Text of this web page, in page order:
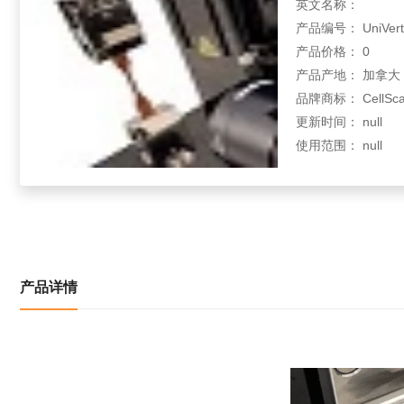
英文名称：
产品编号： UniVert
产品价格： 0
产品产地： 加拿大
品牌商标：
更新时间： null
使用范围： null
产品详情